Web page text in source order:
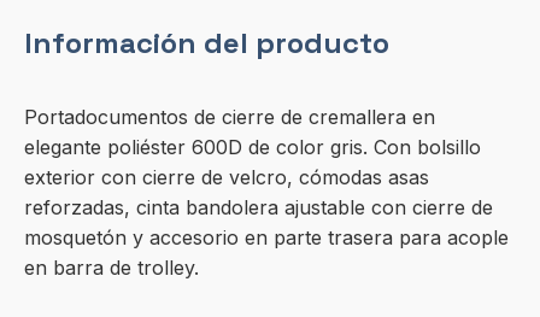
Información del producto
Portadocumentos de cierre de cremallera en
elegante poliéster 600D de color gris. Con bolsillo
exterior con cierre de velcro, cómodas asas
reforzadas, cinta bandolera ajustable con cierre de
mosquetón y accesorio en parte trasera para acople
en barra de trolley.